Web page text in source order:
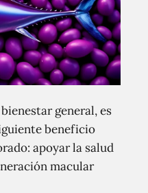
general, es
beneficio
apoyar la salud
macular